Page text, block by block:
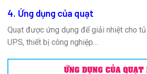
4. Ứng dụng của quạt
Quạt được ứng dụng để giải nhiệt cho
UPS, thiết bị công nghiệp…